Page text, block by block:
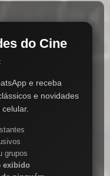
do Cine
e receba
e novidades
grupos
exibido